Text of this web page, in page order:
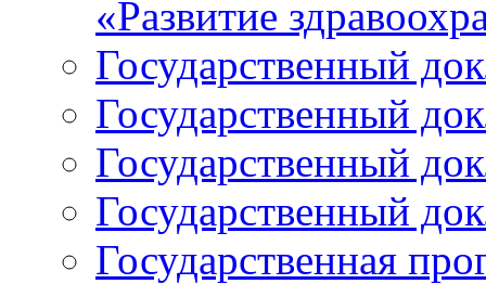
«Развитие
Государственный
Государственный
Государственный
Государственный
Государственная